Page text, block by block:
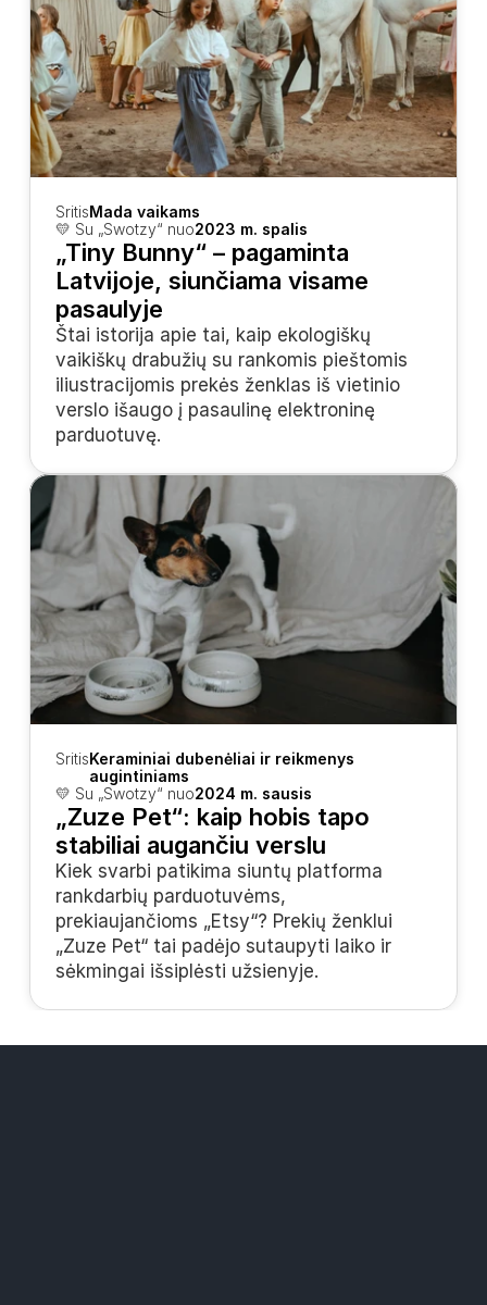
SritisMada vaikams
💛 Su „Swotzy“ nuo2023 m. spalis
„Tiny Bunny“ – pagaminta
Latvijoje, siunčiama visame
pasaulyje
Štai istorija apie tai, kaip ekologiškų
vaikiškų drabužių su rankomis pieštomis
iliustracijomis prekės ženklas iš vietinio
verslo išaugo į pasaulinę elektroninę
parduotuvę.
SritisKeraminiai dubenėliai ir reikmenys
augintiniams
💛 Su „Swotzy“ nuo2024 m. sausis
„Zuze Pet“: kaip hobis tapo
stabiliai augančiu verslu
Kiek svarbi patikima siuntų platforma
rankdarbių parduotuvėms,
prekiaujančioms „Etsy“? Prekių ženklui
„Zuze Pet“ tai padėjo sutaupyti laiko ir
sėkmingai išsiplėsti užsienyje.